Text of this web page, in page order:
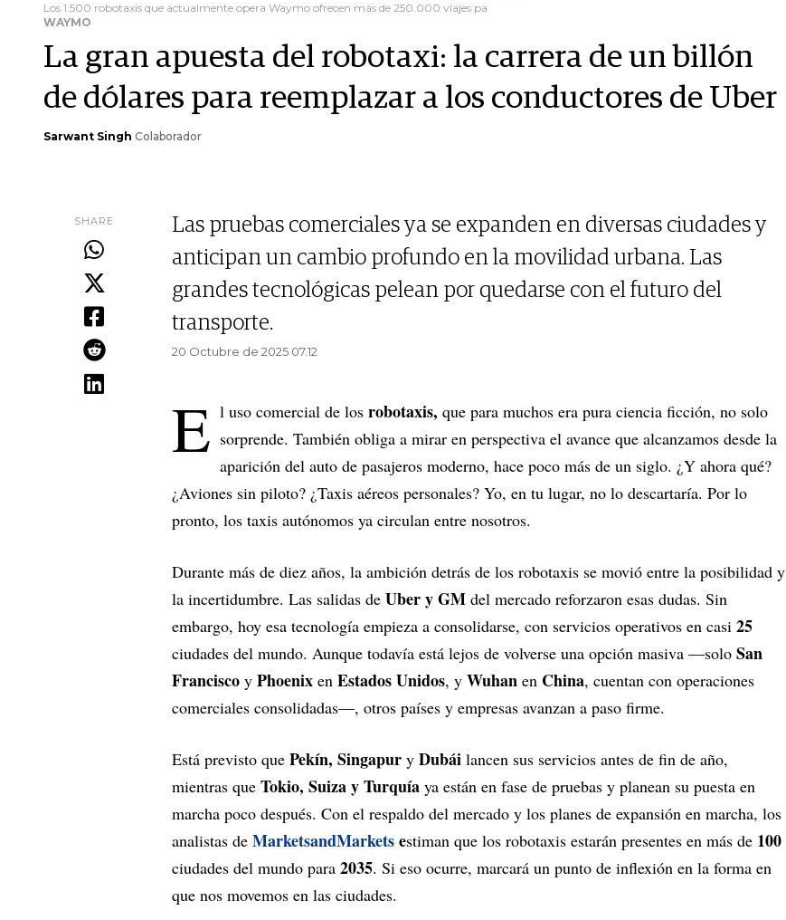
Los 1.500 robotaxis que actualmente opera Waymo ofrecen más de 250.000 viajes pa
WAYMO
La gran apuesta del robotaxi: la carrera de un billón
de dólares para reemplazar a los conductores de Uber
Sarwant Singh Colaborador
SHARE
Las pruebas comerciales ya se expanden en diversas ciudades y
anticipan un cambio profundo en la movilidad urbana. Las
grandes tecnológicas pelean por quedarse con el futuro del
transporte.
20 Octubre de 2025 07.12
E l uso comercial de los robotaxis, que para muchos era pura ciencia ficción, no solo
sorprende. También obliga a mirar en perspectiva el avance que alcanzamos desde la
aparición del auto de pasajeros moderno, hace poco más de un siglo. ¿Y ahora qué?
¿Aviones sin piloto? ¿Taxis aéreos personales? Yo, en tu lugar, no lo descartaría. Por lo
pronto, los taxis autónomos ya circulan entre nosotros.
Durante más de diez años, la ambición detrás de los robotaxis se movió entre la posibilidad y
la incertidumbre. Las salidas de Uber y GM del mercado reforzaron esas dudas. Sin
embargo, hoy esa tecnología empieza a consolidarse, con servicios operativos en casi 25
ciudades del mundo. Aunque todavía está lejos de volverse una opción masiva —solo San
Francisco y Phoenix en Estados Unidos, y Wuhan en China, cuentan con operaciones
comerciales consolidadas—, otros países y empresas avanzan a paso firme.
Está previsto que Pekín, Singapur y Dubái lancen sus servicios antes de fin de año,
mientras que Tokio, Suiza y Turquía ya están en fase de pruebas y planean su puesta en
marcha poco después. Con el respaldo del mercado y los planes de expansión en marcha, los
analistas de MarketsandMarketsestiman que los robotaxis estarán presentes en más de 100
ciudades del mundo para 2035. Si eso ocurre, marcará un punto de inflexión en la forma en
que nos movemos en las ciudades.